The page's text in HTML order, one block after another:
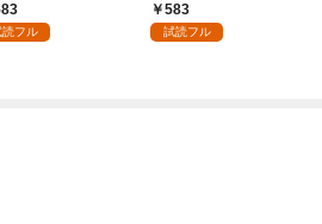
読フル
583
試読フル